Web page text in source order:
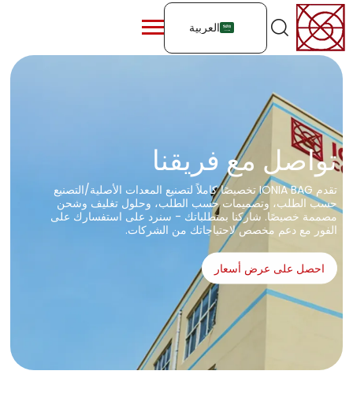
العربية
تواصل مع فريقنا
تقدم IONIA BAG تخصيصًا كاملاً لتصنيع المعدات الأصلية/التصنيع
حسب الطلب، وتصميمات حسب الطلب، وحلول تغليف وشحن
مصممة خصيصًا. شاركنا بمتطلباتك - سنرد على استفسارك على
الفور مع دعم مخصص لاحتياجاتك من الشركات.
احصل على عرض أسعار